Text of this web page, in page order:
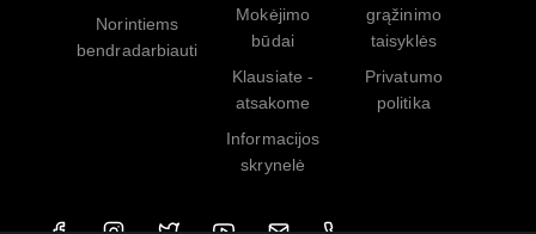
Norintiems
bendradarbiauti
Mokėjimo
būdai
Klausiate -
atsakome
Informacijos
skrynelė
grąžinimo
taisyklės
Privatumo
politika